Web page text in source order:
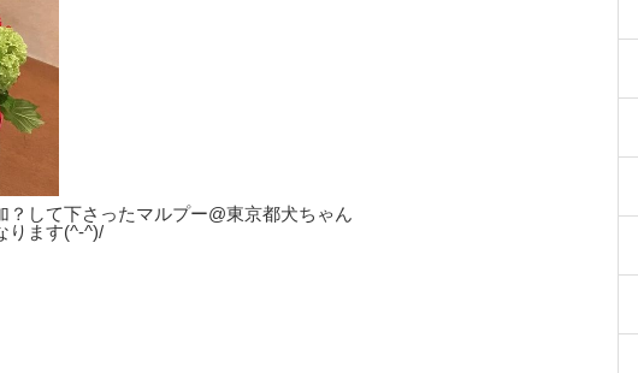
して下さったマルプー@東京都犬ちゃん
ります(^-^)/